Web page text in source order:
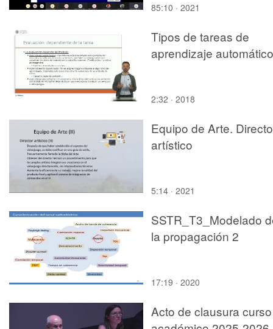
85:10 · 2021
Tipos de tareas de
aprendizaje automático
2:32 · 2018
Equipo de Arte.
artístico
5:14 · 2021
SSTR_T3_Modelado
la propagación 2
17:19 · 2020
Acto de clausura curso